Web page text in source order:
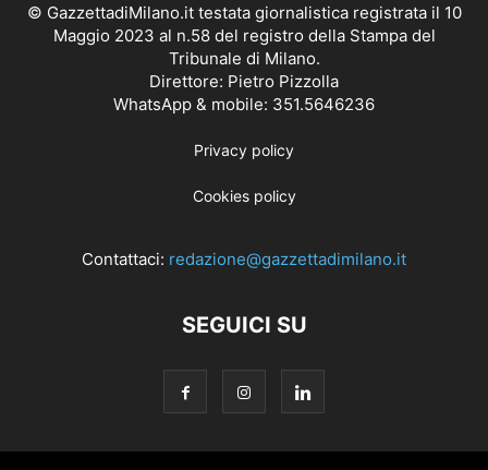
© GazzettadiMilano.it testata giornalistica registrata il 10
Maggio 2023 al n.58 del registro della Stampa del
Tribunale di Milano.
Direttore: Pietro Pizzolla
WhatsApp & mobile: 351.5646236
Privacy policy
Cookies policy
Contattaci: redazione@gazzettadimilano.it
SEGUICI SU